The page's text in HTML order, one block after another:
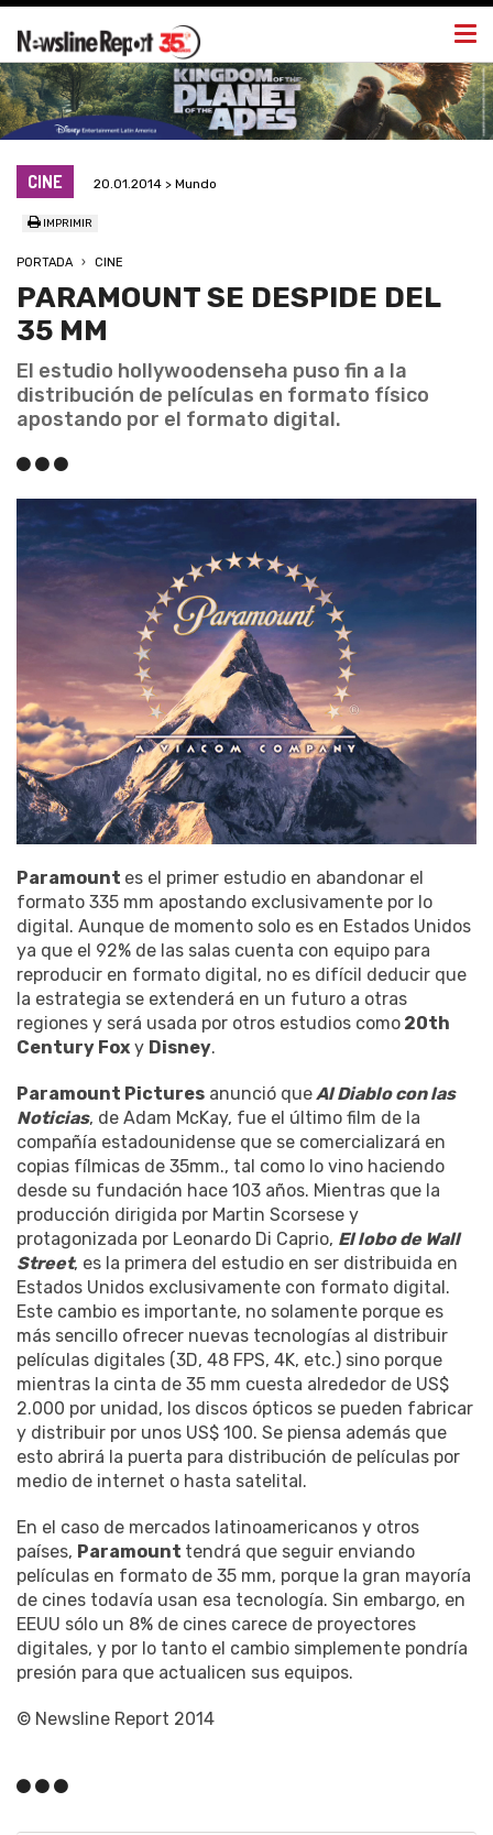
CINE 20.01.2014 > Mundo
IMPRIMIR
PORTADA CINE
PARAMOUNT SE DESPIDE DEL
35 MM
El estudio hollywoodenseha puso fin a la
distribución de películas en formato físico
apostando por el formato digital.
Paramount es el primer estudio en abandonar el
formato 335 mm apostando exclusivamente por lo
digital. Aunque de momento solo es en Estados Unidos
ya que el 92% de las salas cuenta con equipo para
reproducir en formato digital, no es difícil deducir que
la estrategia se extenderá en un futuro a otras
regiones y será usada por otros estudios como 20th
Century Fox y Disney.
Paramount Pictures anunció que Al Diablo con las
Noticias, de Adam McKay, fue el último film de la
compañía estadounidense que se comercializará en
copias fílmicas de 35mm., tal como lo vino haciendo
desde su fundación hace 103 años. Mientras que la
producción dirigida por Martin Scorsese y
protagonizada por Leonardo Di Caprio, El lobo de Wall
Street, es la primera del estudio en ser distribuida en
Estados Unidos exclusivamente con formato digital.
Este cambio es importante, no solamente porque es
más sencillo ofrecer nuevas tecnologías al distribuir
películas digitales (3D, 48 FPS, 4K, etc.) sino porque
mientras la cinta de 35 mm cuesta alrededor de US$
2.000 por unidad, los discos ópticos se pueden fabricar
y distribuir por unos US$ 100. Se piensa además que
esto abrirá la puerta para distribución de películas por
medio de internet o hasta satelital.
En el caso de mercados latinoamericanos y otros
países, Paramount tendrá que seguir enviando
películas en formato de 35 mm, porque la gran mayoría
de cines todavía usan esa tecnología. Sin embargo, en
EEUU sólo un 8% de cines carece de proyectores
digitales, y por lo tanto el cambio simplemente pondría
presión para que actualicen sus equipos.
© Newsline Report 2014